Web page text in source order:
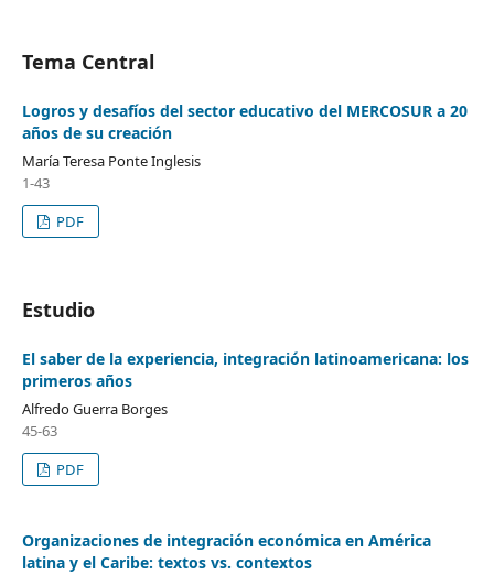
Tema Central
Logros y desafíos del sector educativo del MERCOSUR a 20
años de su creación
María Teresa Ponte Inglesis
1-43
PDF
Estudio
El saber de la experiencia, integración latinoamericana: los
primeros años
Alfredo Guerra Borges
45-63
PDF
Organizaciones de integración económica en América
latina y el Caribe: textos vs. contextos